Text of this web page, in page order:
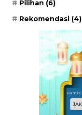
Pilihan (6)
Rekomendasi (4)
Kamis,